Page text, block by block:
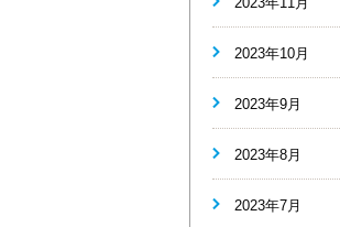
2023年10月
2023年9月
2023年8月
2023年7月